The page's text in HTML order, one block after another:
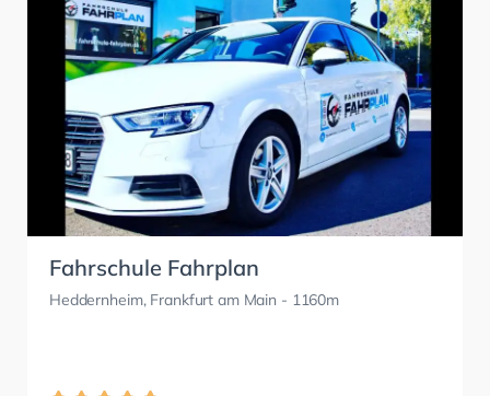
Fahrschule Fahrplan
Heddernheim, Frankfurt am Main - 1160m